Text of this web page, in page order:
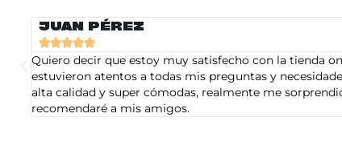
JUAN PÉREZ

Quiero decir que estoy muy satisfecho con la tienda
estuvieron atentos a todas mis preguntas y
alta calidad y super cómodas, realmente me
recomendaré a mis amigos.